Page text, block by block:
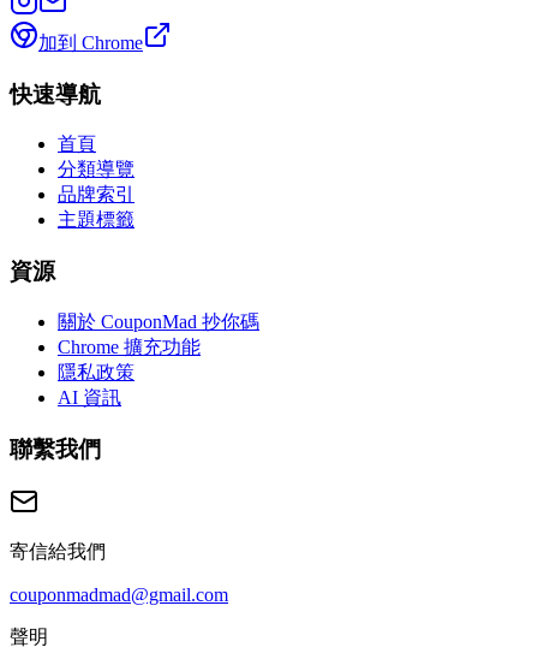
加到 Chrome
快速導航
首頁
分類導覽
品牌索引
主題標籤
資源
關於 CouponMad 抄你碼
Chrome 擴充功能
隱私政策
AI 資訊
聯繫我們
寄信給我們
couponmadmad@gmail.com
聲明